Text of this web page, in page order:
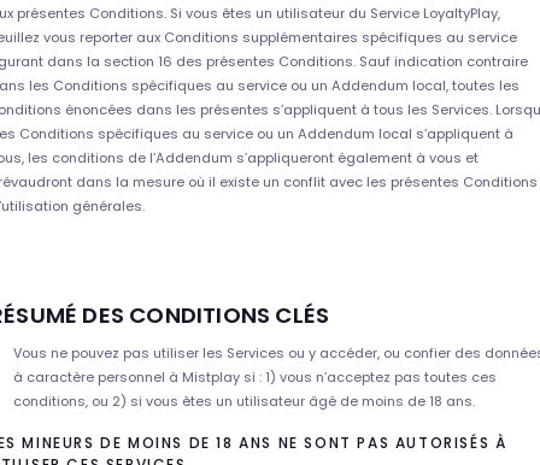
présentes Conditions. Si vous êtes un utilisateur du Service LoyaltyPlay,
vous reporter aux Conditions supplémentaires spécifiques au service
dans la section 16 des présentes Conditions. Sauf indication contraire
les Conditions spécifiques au service ou un Addendum local, toutes les
énoncées dans les présentes s’appliquent à tous les Services.
Conditions spécifiques au service ou un Addendum local s’appliquent à
les conditions de l’Addendum s’appliqueront également à vous et
dans la mesure où il existe un conflit avec les présentes Conditions
générales.
DES CONDITIONS CLÉS
Vous ne pouvez pas utiliser les Services ou y accéder, ou confier des
à caractère personnel à Mistplay si : 1) vous n’acceptez pas toutes ces
conditions, ou 2) si vous êtes un utilisateur âgé de moins de 18 ans.
MINEURS DE MOINS DE 18 ANS NE SONT PAS AUTORISÉS À